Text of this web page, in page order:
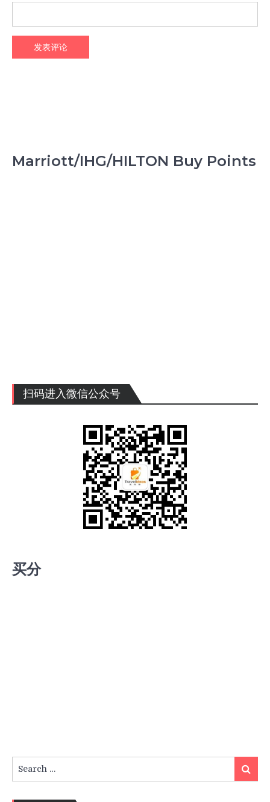
Marriott/IHG/HILTON Buy Points
扫码进入微信公众号
买分
for:
Search